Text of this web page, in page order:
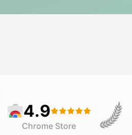
4.9
Chrome Store